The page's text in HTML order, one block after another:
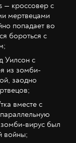
— кроссовер с
мертвецами
попадает во
бороться с
Уилсон с
из зомби-
заодно
вместе с
вирус был
войны;